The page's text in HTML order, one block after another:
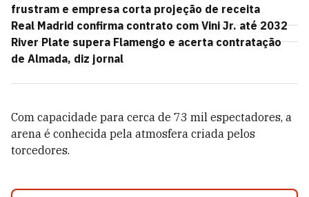
frustram e empresa corta projeção de receita
Real Madrid confirma contrato com Vini Jr. até 2032
River Plate supera Flamengo e acerta contratação
de Almada, diz jornal
Com capacidade para cerca de 73 mil espectadores, a
arena é conhecida pela atmosfera criada pelos
torcedores.